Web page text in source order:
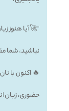
"🚀 آیا هنوز
نباشید، شما
حضوری، زبان